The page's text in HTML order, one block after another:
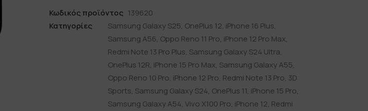
Κωδικός προϊόντος 139620
Κατηγορίες
Samsung Galaxy S25, OnePlus 12, iPhone 16 Plus,
Samsung A56, Oppo Reno 11 Pro, iPhone 12 Pro Max,
Redmi Note 13 Pro Plus, Samsung Galaxy S24 Ultra,
OnePlus 12R, iPhone 15 Pro Max, Samsung Galaxy A55,
Oppo Reno 10 Pro, iPhone 12 Pro, Redmi Note 13 Pro, 3D
Sports, Samsung Galaxy S24, OnePlus 11, iPhone 15 Pro,
Samsung Galaxy A54, Vivo X100 Pro, iPhone 12, Redmi